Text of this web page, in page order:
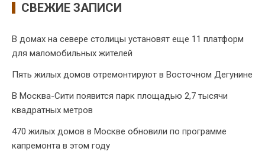
СВЕЖИЕ ЗАПИСИ
В домах на севере столицы установят еще 11 платформ
для маломобильных жителей
Пять жилых домов отремонтируют в Восточном Дегунине
В Москва-Сити появится парк площадью 2,7 тысячи
квадратных метров
470 жилых домов в Москве обновили по программе
капремонта в этом году